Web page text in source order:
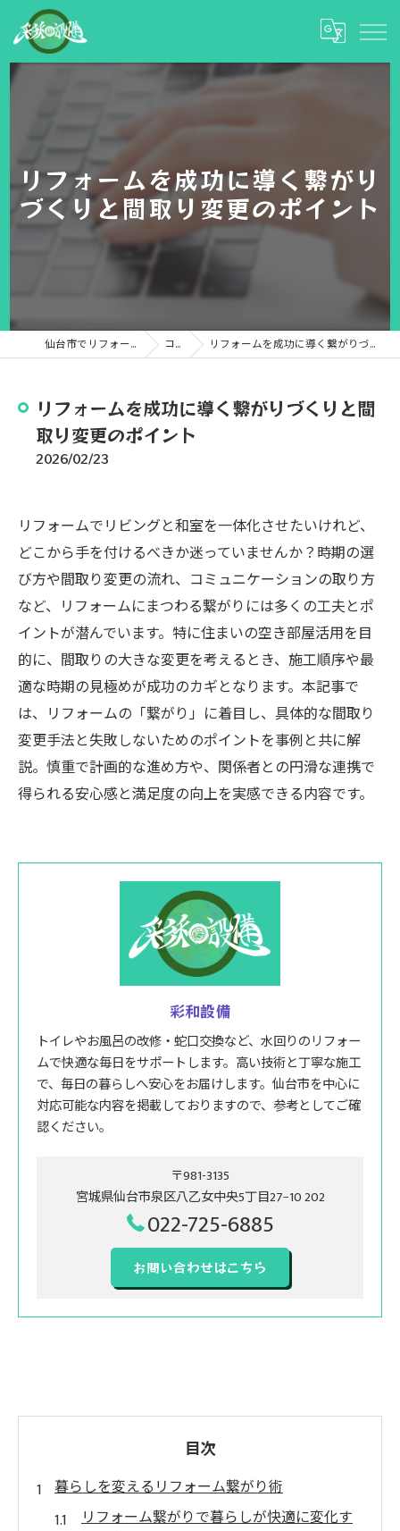
リフォームを成功に導く繋がり
づくりと間取り変更のポイント
仙台市でリフォームなら彩和設備 コラム リフォームを成功に導く繋がりづくりと間取り変更のポイント
リフォームを成功に導く繋がりづくりと間
取り変更のポイント
2026/02/23
リフォームでリビングと和室を一体化させたいけれど、
どこから手を付けるべきか迷っていませんか？時期の選
び方や間取り変更の流れ、コミュニケーションの取り方
など、リフォームにまつわる繋がりには多くの工夫とポ
イントが潜んでいます。特に住まいの空き部屋活用を目
的に、間取りの大きな変更を考えるとき、施工順序や最
適な時期の見極めが成功のカギとなります。本記事で
は、リフォームの「繋がり」に着目し、具体的な間取り
変更手法と失敗しないためのポイントを事例と共に解
説。慎重で計画的な進め方や、関係者との円滑な連携で
得られる安心感と満足度の向上を実感できる内容です。
彩和設備
トイレやお風呂の改修・蛇口交換など、水回りのリフォー
ムで快適な毎日をサポートします。高い技術と丁寧な施工
で、毎日の暮らしへ安心をお届けします。仙台市を中心に
対応可能な内容を掲載しておりますので、参考としてご確
認ください。
〒981-3135
宮城県仙台市泉区八乙女中央5丁目27−10 202
022-725-6885
お問い合わせはこちら
目次
暮らしを変えるリフォーム繋がり術
リフォーム繋がりで暮らしが快適に変化す